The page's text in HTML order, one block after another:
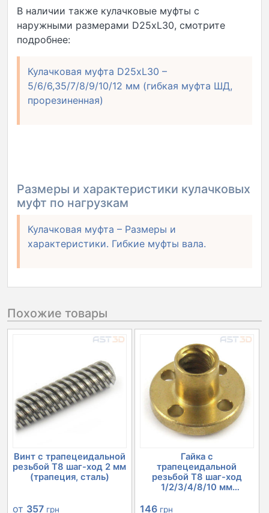
В наличии также кулачковые муфты с
наружными размерами D25xL30, смотрите
подробнее:
Кулачковая муфта D25xL30 –
5/6/6,35/7/8/9/10/12 мм (гибкая муфта ШД,
прорезиненная)
Размеры и характеристики кулачковых
муфт по нагрузкам
Кулачковая муфта – Размеры и
характеристики. Гибкие муфты вала.
Похожие товары
Винт с трапецеидальной
резьбой Т8 шаг-ход 2 мм
(трапеция, сталь)
от 357 грн
Гайка с
трапецеидальной
резьбой Т8 шаг-ход
1/2/3/4/8/10 мм
146 грн